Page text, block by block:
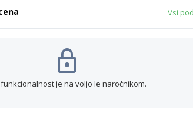
Vsi
je na voljo le naročnikom.